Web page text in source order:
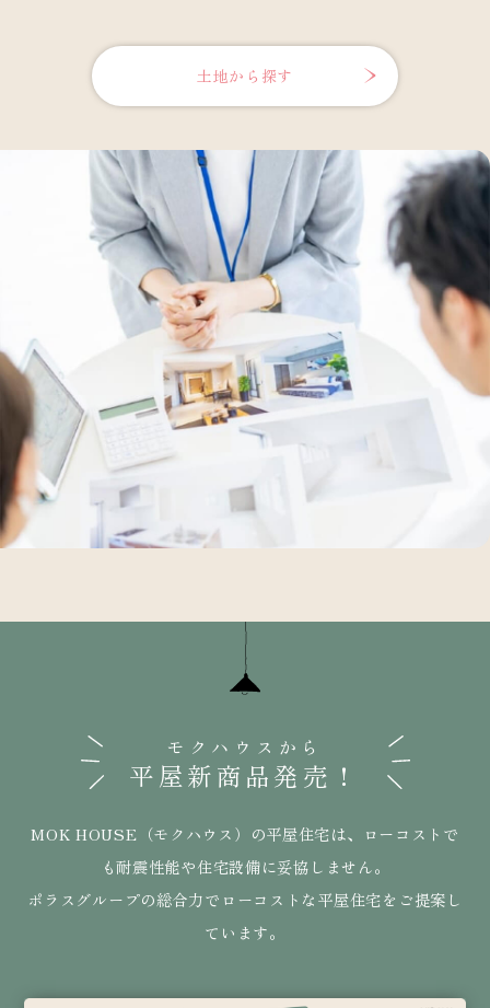
土地から探す
モクハウスから
平屋新商品発売！
MOK HOUSE（モクハウス）の平屋住宅は、ローコストで
も耐震性能や住宅設備に妥協しません。
ポラスグループの総合力でローコストな平屋住宅をご提案し
ています。